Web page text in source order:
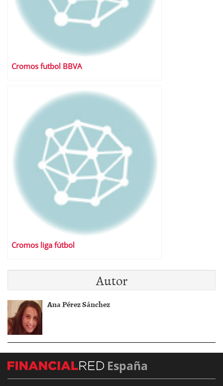
Cromos futbol BBVA
Cromos liga fútbol
Autor
Ana Pérez Sánchez
España